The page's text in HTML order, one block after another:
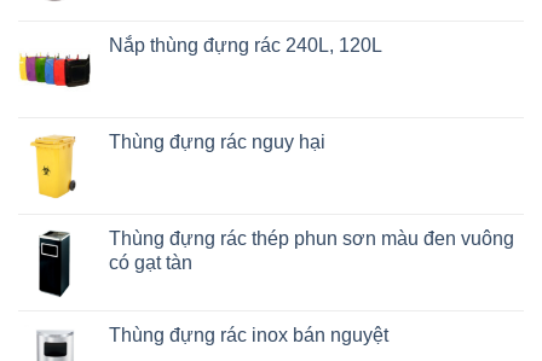
Nắp thùng đựng rác 240L, 120L
Thùng đựng rác nguy hại
Thùng đựng rác thép phun sơn màu đen vuông
có gạt tàn
Thùng đựng rác inox bán nguyệt